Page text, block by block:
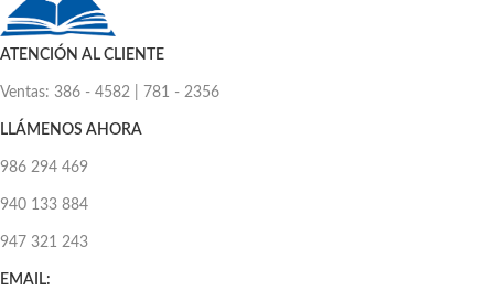
ATENCIÓN AL CLIENTE
Ventas: 386 - 4582 | 781 - 2356
LLÁMENOS AHORA
986 294 469
940 133 884
947 321 243
EMAIL: